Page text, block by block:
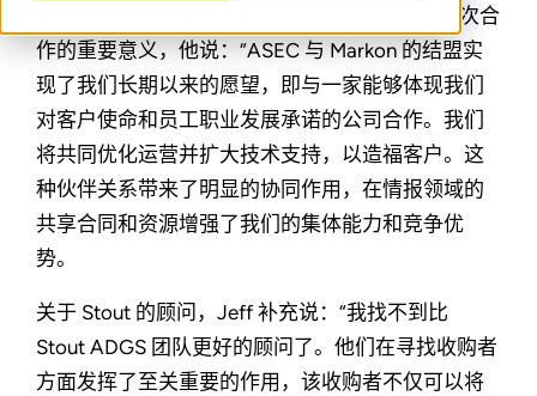
ASEC 总裁兼首席执行官 Jeff Wallace 强调了此次合
作的重要意义，他说：“ASEC 与 Markon 的结盟实
现了我们长期以来的愿望，即与一家能够体现我们
对客户使命和员工职业发展承诺的公司合作。我们
将共同优化运营并扩大技术支持，以造福客户。这
种伙伴关系带来了明显的协同作用，在情报领域的
共享合同和资源增强了我们的集体能力和竞争优
势。
关于 Stout 的顾问，Jeff 补充说：“我找不到比
Stout ADGS 团队更好的顾问了。他们在寻找收购者
方面发挥了至关重要的作用，该收购者不仅可以将